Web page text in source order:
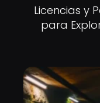
Licencias y
para